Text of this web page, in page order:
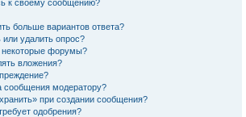
к своему сообщению?
больше вариантов ответа?
или удалить опрос?
форумы?
вложения?
сообщения модератору?
при создании сообщения?
одобрения?